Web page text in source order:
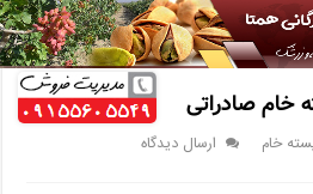
مغز پسته خام صادراتی
خام صادراتی
خام
ارسال دیدگاه